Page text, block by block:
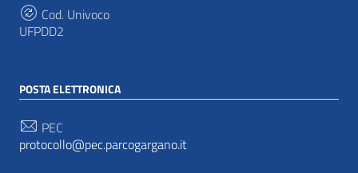
Cod. Univoco
UFPDD2
POSTA ELETTRONICA
PEC
protocollo@pec.parcogargano.it